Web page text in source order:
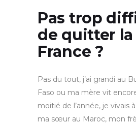
Pas trop
de quitter la
France ?
Pas du tout, j’ai grandi au
Faso ou ma mère vit
moitié de l’année, je vivais
ma sœur au Maroc, mon